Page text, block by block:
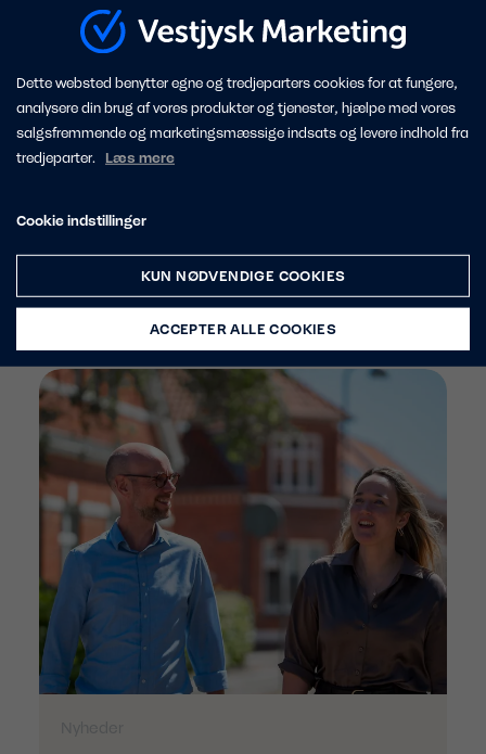
bureau med specialistviden, når det
gælder hjemmesider, webshops,
specialprogrammering, integrationer og
digital markedsføring – men fortsat med
fokus på de vestjyske værdier, hvor der
populært sagt altid er kaffe på kanden og
Relaterede indlæg
Dette websted benytter egne og tredjeparters cookies for at fungere,
analysere din brug af vores produkter og tjenester, hjælpe med vores
salgsfremmende og marketingsmæssige indsats og levere indhold fra
tredjeparter. Læs mere
Cookie indstillinger
KUN NØDVENDIGE COOKIES
ACCEPTER ALLE COOKIES